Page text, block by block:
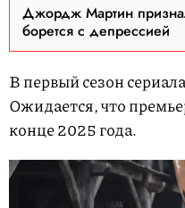
Джордж Мартин
борется с депрессией
В первый сезон
Ожидается, что
конце 2025 года.